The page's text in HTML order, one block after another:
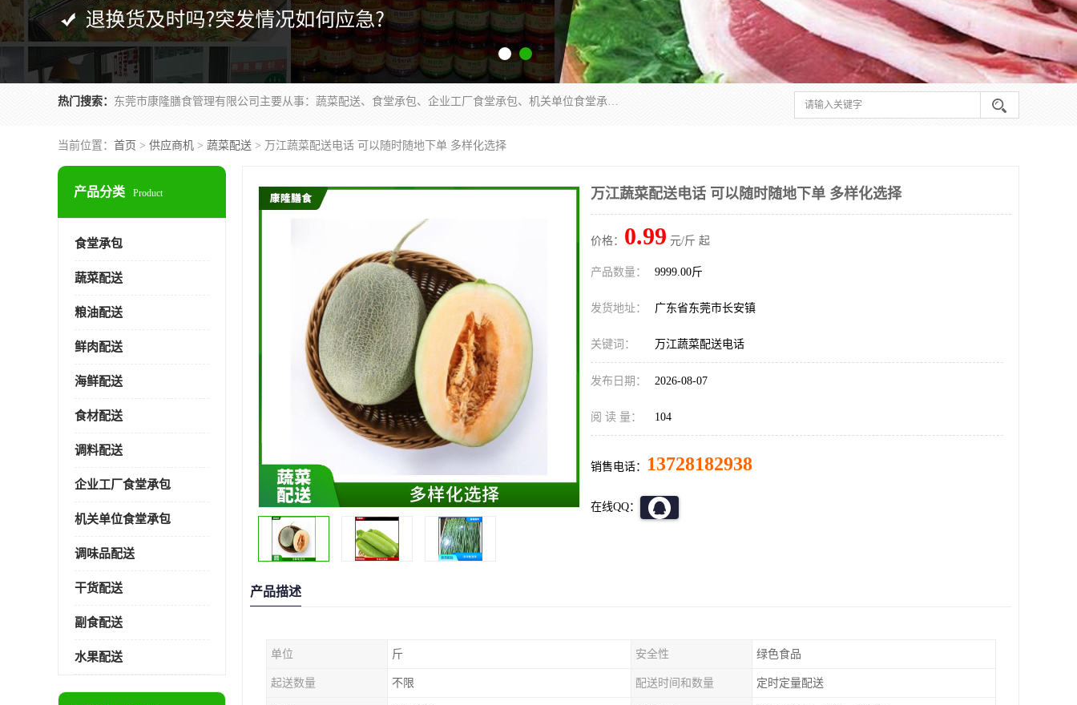
热门搜索： 东莞市康隆膳食管理有限公司主要从事：蔬菜配送、食堂承包、企业工厂食堂承包、机关单位食堂承包、调味品配送、粮油配送、干货配送、副食配送、水果配送、海鲜配送等业务，东莞蔬菜配送电话，咨询在线客服。
当前位置： 首页 > 供应商机 > 蔬菜配送 > 万江蔬菜配送电话 可以随时随地下单 多样化选择
产品分类 Product
食堂承包
蔬菜配送
粮油配送
鲜肉配送
海鲜配送
食材配送
调料配送
企业工厂食堂承包
机关单位食堂承包
调味品配送
干货配送
副食配送
水果配送
万江蔬菜配送电话 可以随时随地下单 多样化选择
价格： 0.99 元/斤 起
产品数量： 9999.00斤
发货地址： 广东省东莞市长安镇
关键词： 万江蔬菜配送电话
发布日期： 2026-08-07
阅 读 量： 104
销售电话： 13728182938
在线QQ：
产品描述
单位 斤 安全性 绿色食品
起送数量 不限 配送时间和数量 定时定量配送